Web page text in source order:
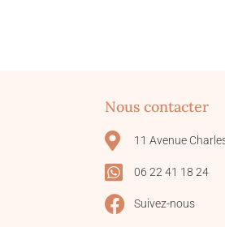
Nous contacter
11 Avenue
06 22 41 18 24
Suivez-nous